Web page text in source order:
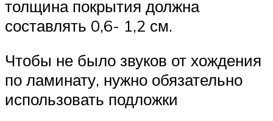
толщина покрытия должна
составлять 0,6- 1,2 см.
Чтобы не было звуков от хождения
по ламинату, нужно обязательно
использовать подложки